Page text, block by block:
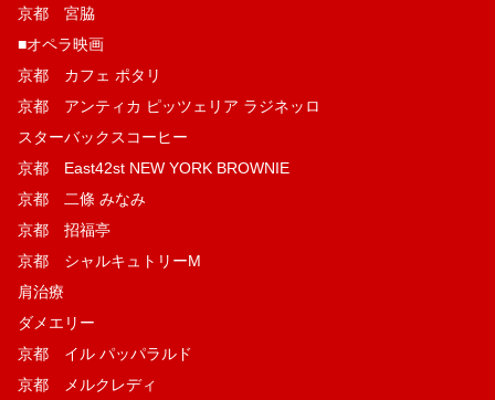
京都 宮脇
■オペラ映画
京都 カフェ ポタリ
京都 アンティカ ピッツェリア ラジネッロ
スターバックスコーヒー
京都 East42st NEW YORK BROWNIE
京都 二條 みなみ
京都 招福亭
京都 シャルキュトリーM
肩治療
ダメエリー
京都 イル パッパラルド
京都 メルクレディ